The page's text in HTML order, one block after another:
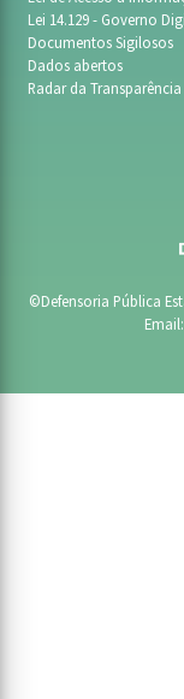
Lei 14.129 - Governo
Documentos Sigilosos
Dados abertos
Radar da
©Defensoria Pública
Email: